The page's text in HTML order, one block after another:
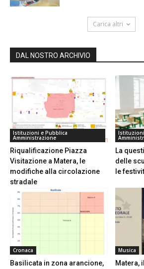
Carica altri
DAL NOSTRO ARCHIVIO
Istituzioni e Pubblica
Amministrazione
Riqualificazione Piazza
Visitazione a Matera, le
modifiche alla circolazione
stradale
La
delle
le
Cronaca
Basilicata in zona arancione,
Musica
Matera,